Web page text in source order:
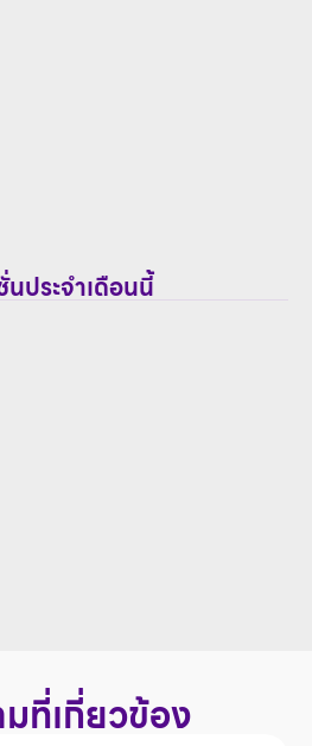
นประจำเดือนนี้
ที่เกี่ยวข้อง